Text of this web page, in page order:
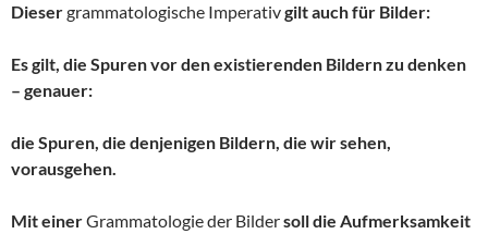
Diesergrammatologische Imperativgilt auch für Bilder:
Es gilt, die Spuren vor den existierenden Bildern zu denken
– genauer:
die Spuren, die denjenigen Bildern, die wir sehen,
vorausgehen.
Mit einerGrammatologie der Bildersoll die Aufmerksamkeit